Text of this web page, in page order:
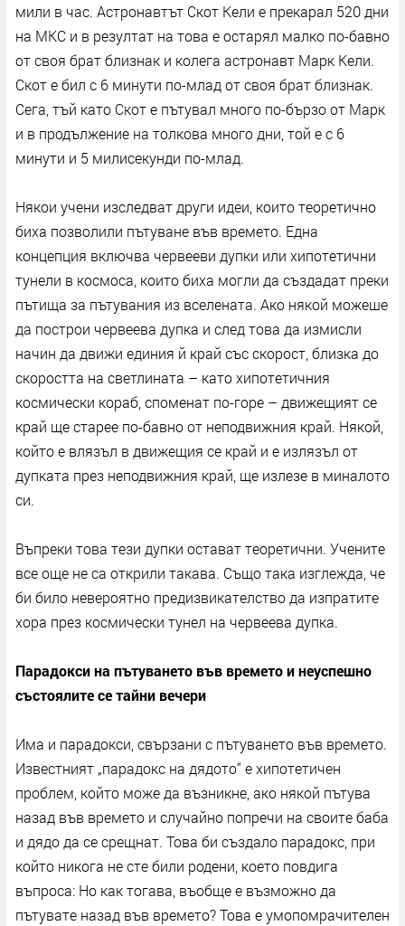
мили в час. Астронавтът Скот Кели е прекарал 520 дни
на МКС и в резултат на това е остарял малко по-бавно
от своя брат близнак и колега астронавт Марк Кели.
Скот е бил с 6 минути по-млад от своя брат близнак.
Сега, тъй като Скот е пътувал много по-бързо от Марк
и в продължение на толкова много дни, той е с 6
минути и 5 милисекунди по-млад.
Някои учени изследват други идеи, които теоретично
биха позволили пътуване във времето. Една
концепция включва червееви дупки или хипотетични
тунели в космоса, които биха могли да създадат преки
пътища за пътувания из вселената. Ако някой можеше
да построи червеева дупка и след това да измисли
начин да движи единия й край със скорост, близка до
скоростта на светлината – като хипотетичния
космически кораб, споменат по-горе – движещият се
край ще старее по-бавно от неподвижния край. Някой,
който е влязъл в движещия се край и е излязъл от
дупката през неподвижния край, ще излезе в миналото
си.
Въпреки това тези дупки остават теоретични. Учените
все още не са открили такава. Също така изглежда, че
би било невероятно предизвикателство да изпратите
хора през космически тунел на червеева дупка.
Парадокси на пътуването във времето и неуспешно
състоялите се тайни вечери
Има и парадокси, свързани с пътуването във времето.
Известният „парадокс на дядото“ е хипотетичен
проблем, който може да възникне, ако някой пътува
назад във времето и случайно попречи на своите баба
и дядо да се срещнат. Това би създало парадокс, при
който никога не сте били родени, което повдига
въпроса: Но как тогава, въобще е възможно да
пътувате назад във времето? Това е умопомрачителен